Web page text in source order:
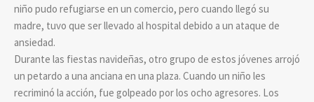
niño pudo refugiarse en un comercio, pero cuando llegó su
madre, tuvo que ser llevado al hospital debido a un ataque de
ansiedad.
Durante las fiestas navideñas, otro grupo de estos jóvenes arrojó
un petardo a una anciana en una plaza. Cuando un niño les
recriminó la acción, fue golpeado por los ocho agresores. Los